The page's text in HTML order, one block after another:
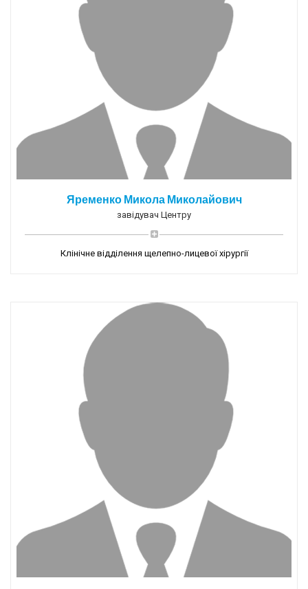
Яременко Микола Миколайович
завідувач Центру
Клінічне відділення щелепно-лицевої хірургії